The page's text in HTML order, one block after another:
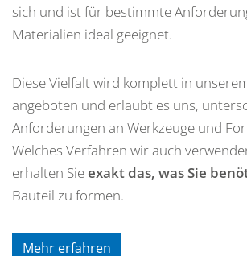
sich und ist für bestimmte
Materialien ideal geeignet.
Diese Vielfalt wird komplett in
angeboten und erlaubt es uns,
Anforderungen an Werkzeuge und
Welches Verfahren wir auch
erhalten Sie exakt das, was Sie
Bauteil zu formen.
Mehr erfahren